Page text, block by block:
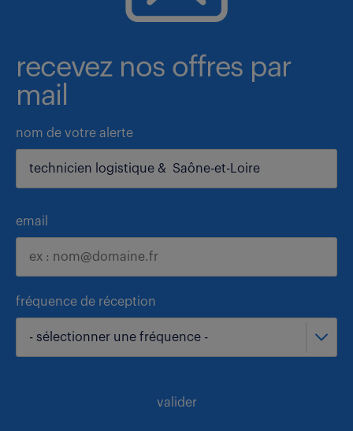
recevez nos offres par
mail
nom de votre alerte
email
fréquence de réception
- sélectionner une fréquence -
valider